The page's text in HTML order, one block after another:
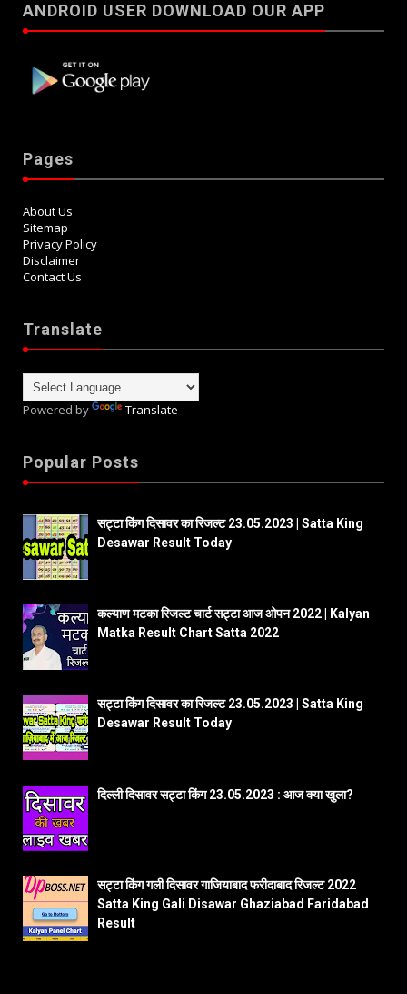
ANDROID USER DOWNLOAD OUR APP
Pages
About Us
Sitemap
Privacy Policy
Disclaimer
Contact Us
Translate
Powered by Translate
Popular Posts
सट्टा किंग दिसावर का रिजल्ट 23.05.2023 | Satta King
Desawar Result Today
कल्याण मटका रिजल्ट चार्ट सट्टा आज ओपन 2022 | Kalyan
Matka Result Chart Satta 2022
सट्टा किंग दिसावर का रिजल्ट 23.05.2023 | Satta King
Desawar Result Today
दिल्ली दिसावर सट्टा किंग 23.05.2023 : आज क्या खुला?
सट्टा किंग गली दिसावर गाजियाबाद फरीदाबाद रिजल्ट 2022
Satta King Gali Disawar Ghaziabad Faridabad
Result